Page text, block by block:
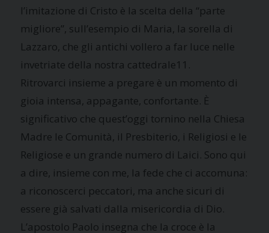
l’imitazione di Cristo è la scelta della “parte
migliore”, sull’esempio di Maria, la sorella di
Lazzaro, che gli antichi vollero a far luce nelle
invetriate della nostra cattedrale11.
Ritrovarci insieme a pregare è un momento di
gioia intensa, appagante, confortante. È
significativo che quest’oggi tornino nella Chiesa
Madre le Comunità, il Presbiterio, i Religiosi e le
Religiose e un grande numero di Laici. Sono qui
a dire, insieme con me, la fede che ci accomuna:
a riconoscerci peccatori, ma anche sicuri di
essere già salvati dalla misericordia di Dio.
L’apostolo Paolo insegna che la croce è la